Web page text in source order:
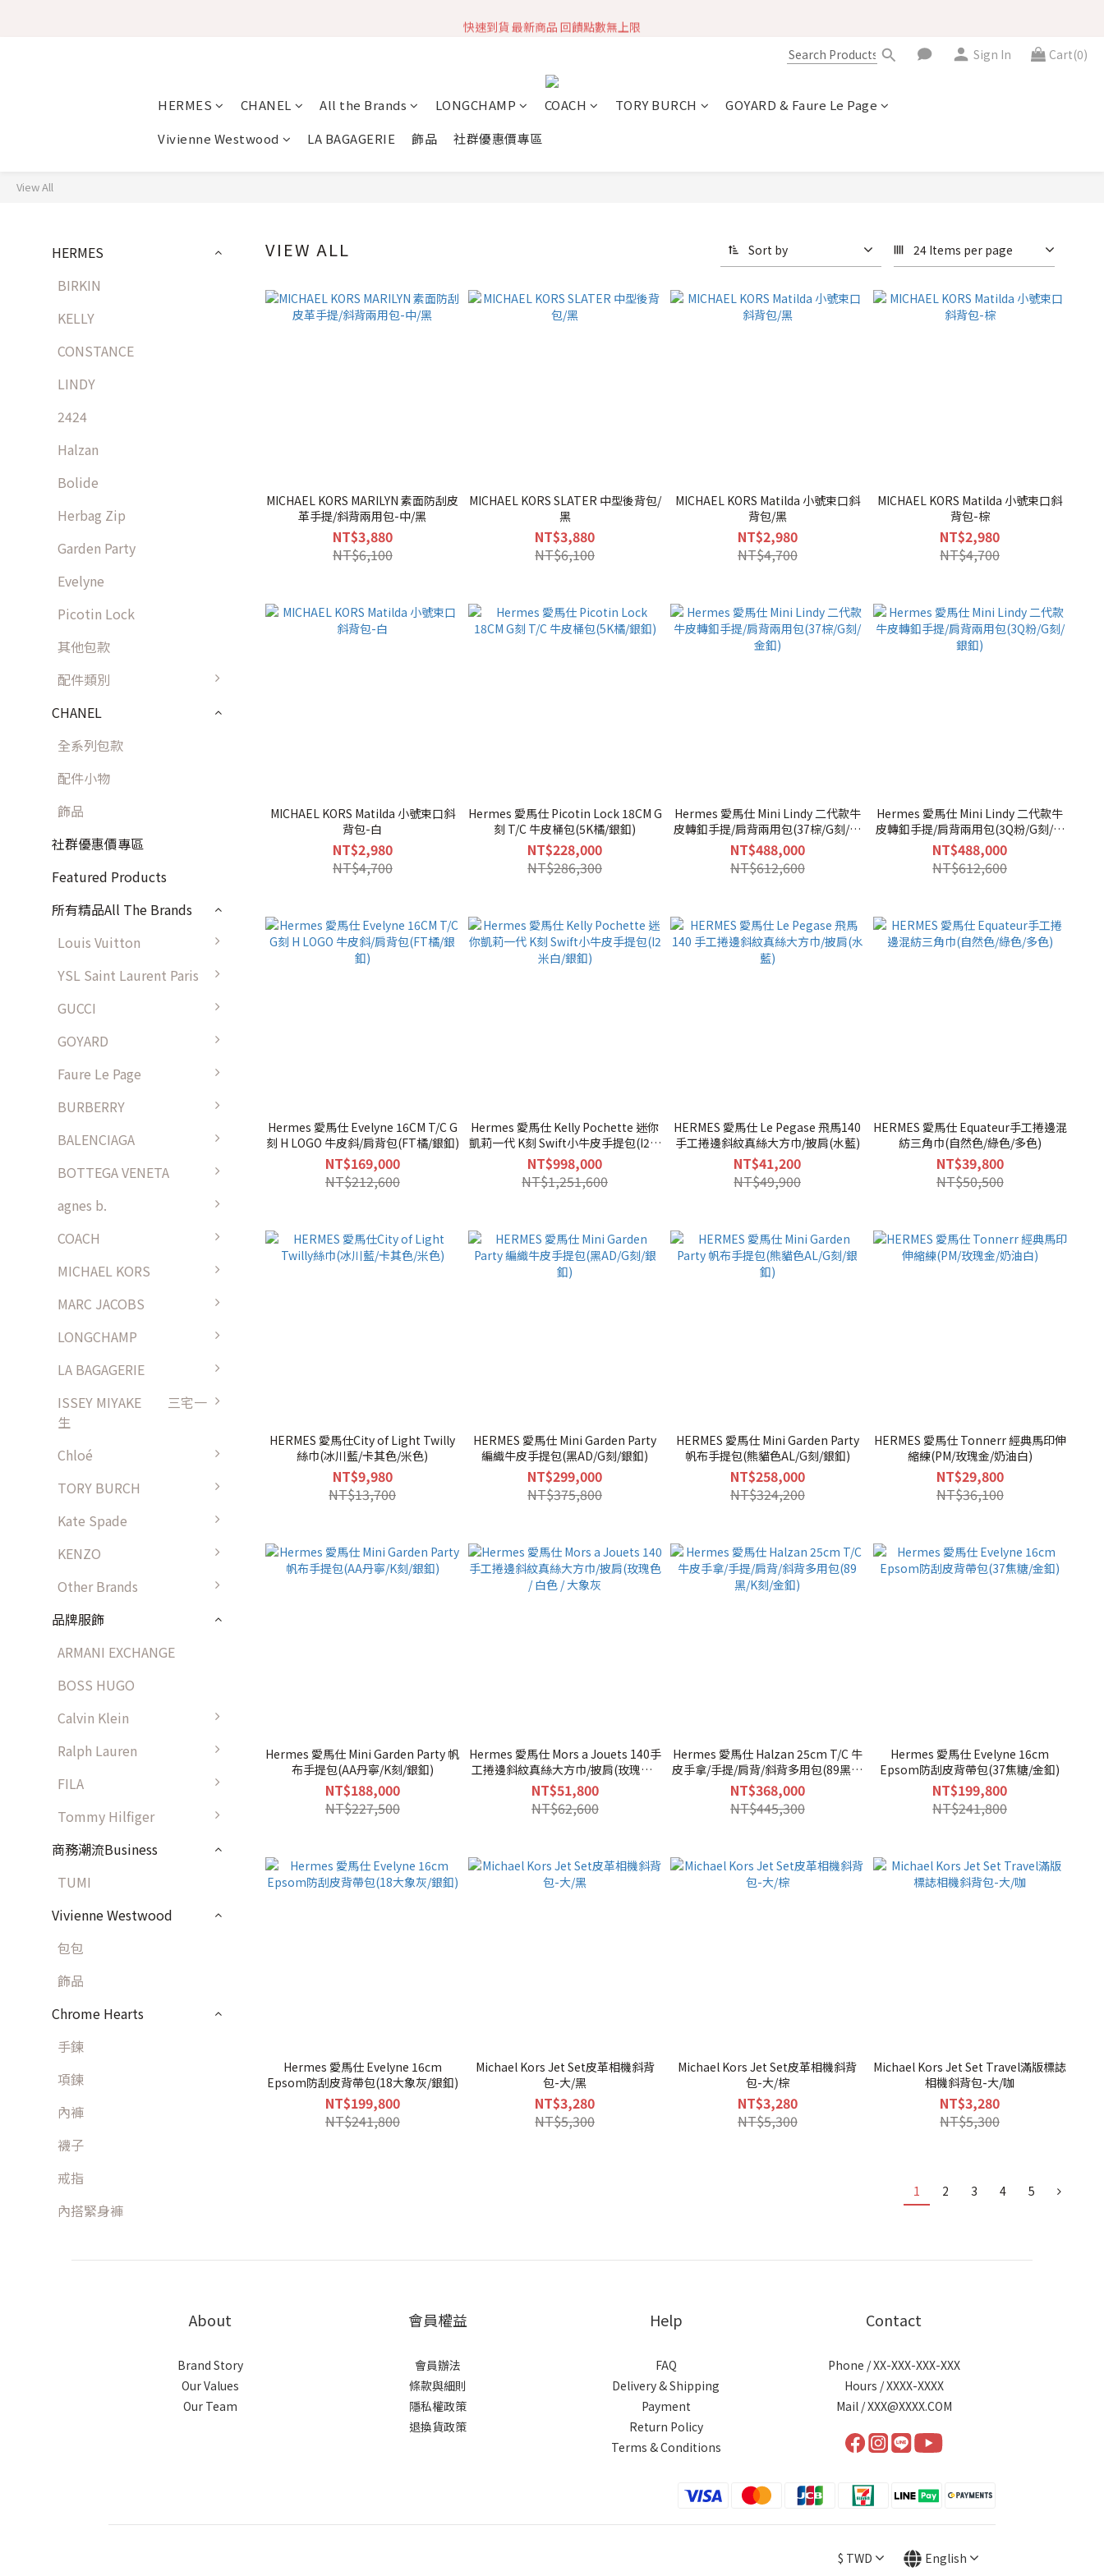
加入社群 獲取最新商品資訊
快速到貨 最新商品 回饋點數無上限
Sign In Cart(0)
HERMES CHANEL All the Brands LONGCHAMP COACH TORY BURCH
GOYARD & Faure Le Page
Vivienne Westwood
LA BAGAGERIE 飾品 社群優惠價專區
View All
HERMES
BIRKIN
KELLY
CONSTANCE
LINDY
2424
Halzan
Bolide
Herbag Zip
Garden Party
Evelyne
Picotin Lock
其他包款
配件類別
CHANEL
全系列包款
配件小物
飾品
社群優惠價專區
Featured Products
所有精品All The Brands
Louis Vuitton
YSL Saint Laurent Paris
GUCCI
GOYARD
Faure Le Page
BURBERRY
BALENCIAGA
BOTTEGA VENETA
agnes b.
COACH
MICHAEL KORS
MARC JACOBS
LONGCHAMP
LA BAGAGERIE
ISSEY MIYAKE 三宅一
生
Chloé
TORY BURCH
Kate Spade
KENZO
Other Brands
品牌服飾
ARMANI EXCHANGE
BOSS HUGO
Calvin Klein
Ralph Lauren
FILA
Tommy Hilfiger
商務潮流Business
TUMI
Vivienne Westwood
包包
飾品
Chrome Hearts
手鍊
項鍊
內褲
襪子
戒指
內搭緊身褲
VIEW ALL Sort by 24 Items per page
MICHAEL KORS MARILYN 素面防刮皮
革手提/斜背兩用包-中/黑
NT$3,880
NT$6,100
MICHAEL KORS SLATER 中型後背包/
黑
NT$3,880
NT$6,100
MICHAEL KORS Matilda 小號束口斜
背包/黑
NT$2,980
NT$4,700
MICHAEL KORS Matilda 小號束口斜
背包-棕
NT$2,980
NT$4,700
MICHAEL KORS Matilda 小號束口斜
背包-白
NT$2,980
NT$4,700
Hermes 愛馬仕 Picotin Lock 18CM G
刻 T/C 牛皮桶包(5K橘/銀釦)
NT$228,000
NT$286,300
Hermes 愛馬仕 Mini Lindy 二代款牛
皮轉釦手提/肩背兩用包(37棕/G刻/金
釦)
NT$488,000
NT$612,600
Hermes 愛馬仕 Mini Lindy 二代款牛
皮轉釦手提/肩背兩用包(3Q粉/G刻/銀
釦)
NT$488,000
NT$612,600
Hermes 愛馬仕 Evelyne 16CM T/C G
刻 H LOGO 牛皮斜/肩背包(FT橘/銀釦)
NT$169,000
NT$212,600
Hermes 愛馬仕 Kelly Pochette 迷你
凱莉一代 K刻 Swift小牛皮手提包(I2米
白/銀釦)
NT$998,000
NT$1,251,600
HERMES 愛馬仕 Le Pegase 飛馬140
手工捲邊斜紋真絲大方巾/披肩(水藍)
NT$41,200
NT$49,900
HERMES 愛馬仕 Equateur手工捲邊混
紡三角巾(自然色/綠色/多色)
NT$39,800
NT$50,500
HERMES 愛馬仕City of Light Twilly
絲巾(冰川藍/卡其色/米色)
NT$9,980
NT$13,700
HERMES 愛馬仕 Mini Garden Party
編織牛皮手提包(黑AD/G刻/銀釦)
NT$299,000
NT$375,800
HERMES 愛馬仕 Mini Garden Party
帆布手提包(熊貓色AL/G刻/銀釦)
NT$258,000
NT$324,200
HERMES 愛馬仕 Tonnerr 經典馬印伸
縮練(PM/玫瑰金/奶油白)
NT$29,800
NT$36,100
Hermes 愛馬仕 Mini Garden Party 帆
布手提包(AA丹寧/K刻/銀釦)
NT$188,000
NT$227,500
Hermes 愛馬仕 Mors a Jouets 140手
工捲邊斜紋真絲大方巾/披肩(玫瑰色 /
白色 / 大象灰
NT$51,800
NT$62,600
Hermes 愛馬仕 Halzan 25cm T/C 牛
皮手拿/手提/肩背/斜背多用包(89黑/K
刻/金釦)
NT$368,000
NT$445,300
Hermes 愛馬仕 Evelyne 16cm
Epsom防刮皮背帶包(37焦糖/金釦)
NT$199,800
NT$241,800
Hermes 愛馬仕 Evelyne 16cm
Epsom防刮皮背帶包(18大象灰/銀釦)
NT$199,800
NT$241,800
Michael Kors Jet Set皮革相機斜背
包-大/黑
NT$3,280
NT$5,300
Michael Kors Jet Set皮革相機斜背
包-大/棕
NT$3,280
NT$5,300
Michael Kors Jet Set Travel滿版標誌
相機斜背包-大/咖
NT$3,280
NT$5,300
1 2 3 4 5
About
Brand Story
Our Values
Our Team
會員權益
會員辦法
條款與細則
隱私權政策
退換貨政策
Help
FAQ
Delivery & Shipping
Payment
Return Policy
Terms & Conditions
Contact
Phone / XX-XXX-XXX-XXX
Hours / XXXX-XXXX
Mail / XXX@XXXX.COM
$ TWD English